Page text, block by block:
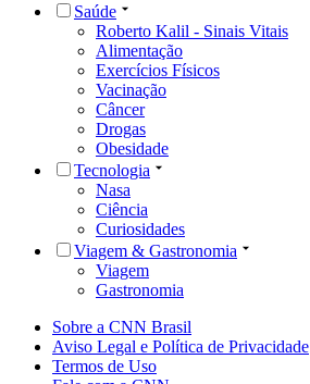
Saúde
Roberto Kalil - Sinais Vitais
Alimentação
Exercícios Físicos
Vacinação
Câncer
Drogas
Obesidade
Tecnologia
Nasa
Ciência
Curiosidades
Viagem & Gastronomia
Viagem
Gastronomia
Sobre a CNN Brasil
Aviso Legal e Política de Privacidade
Termos de Uso